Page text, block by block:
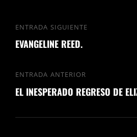
Navegación
de
Entrada
anterior
ENTRADA ANTERIOR
EL INESPERADO REGRESO DE
Entrada
siguiente
ENTRADA SIGUIENTE
EVANGELINE REED.